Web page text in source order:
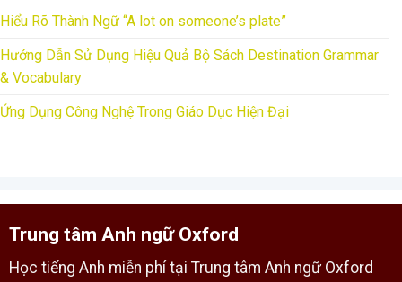
Hiểu Rõ Thành Ngữ “A lot on someone’s plate”
Hướng Dẫn Sử Dụng Hiệu Quả Bộ Sách Destination Grammar
& Vocabulary
Ứng Dụng Công Nghệ Trong Giáo Dục Hiện Đại
Trung tâm Anh ngữ Oxford
Học tiếng Anh miễn phí tại Trung tâm Anh ngữ Oxford